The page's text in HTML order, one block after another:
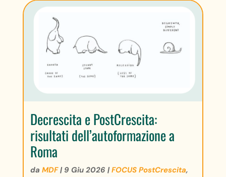
Decrescita e PostCrescita:
risultati dell’autoformazione a
Roma
da MDF| 9 Giu 2026 |FOCUS PostCrescita,